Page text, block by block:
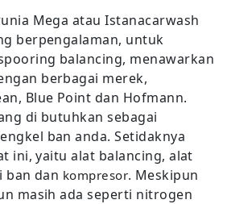
Mega atau Istanacarwash
berpengalaman, untuk
balancing, menawarkan
berbagai merek,
Blue Point dan Hofmann.
di butuhkan sebagai
ban anda. Setidaknya
ini, yaitu alat balancing, alat
ban dan kompresor. Meskipun
masih ada seperti nitrogen